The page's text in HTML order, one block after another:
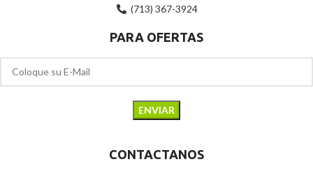
(713) 367-3924
PARA OFERTAS
CONTACTANOS